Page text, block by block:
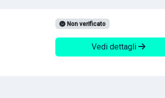
Non verificato
Vedi dettagli